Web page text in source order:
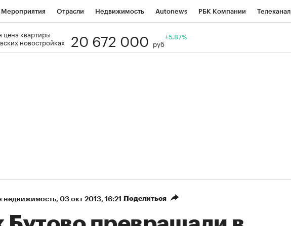
Мероприятия Отрасли Недвижимость Autonews РБК Компании Телеканал
Визионеры
цена квартиры
новостройках
20 672 000 руб
+5.87%
недвижимость⁠, 03 окт 2013, 16:21 Поделиться